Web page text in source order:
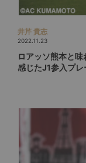
井芹 貴志
2022.11.23
ロアッソ熊本と
感じたJ1参入プレ